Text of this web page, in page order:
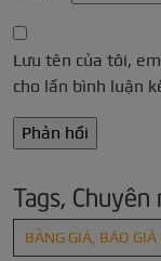
Lưu tên của tôi,
cho lần bình luận
Tags, Chuyên
BẢNG GIÁ, BÁO GIÁ